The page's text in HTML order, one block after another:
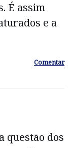
É assim
e a
Comentar
questão dos